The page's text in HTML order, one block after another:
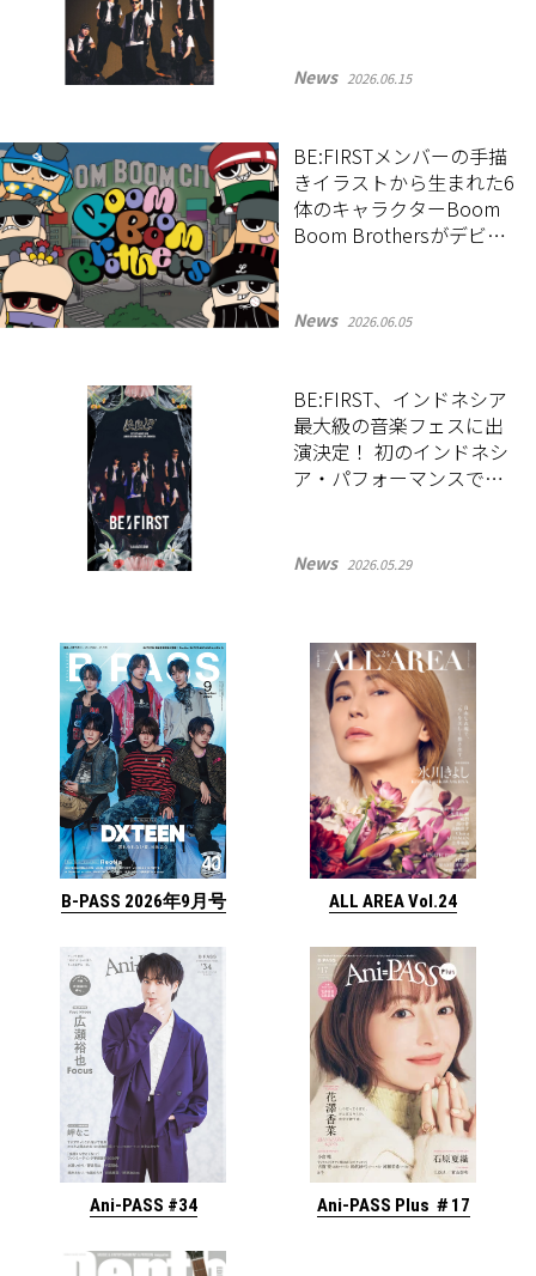
News 2026.06.15
BE:FIRSTメンバーの手描
きイラストから生まれた6
体のキャラクターBoom
Boom Brothersがデビュ
News 2026.06.05
BE:FIRST、インドネシア
最大級の音楽フェスに出
演決定！ 初のインドネシ
ア・パフォーマンスでグ
News 2026.05.29
B-PASS 2026年9月号 ALL AREA Vol.24
Ani-PASS #34 Ani-PASS Plus ＃17